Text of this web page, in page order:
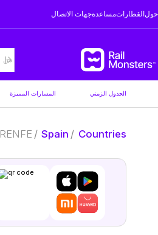
حولالقطاراتمساعدةجهات الاتصال
الجدول الزمني المسارات المميزة
Countries
/
Spain
/
RENFE